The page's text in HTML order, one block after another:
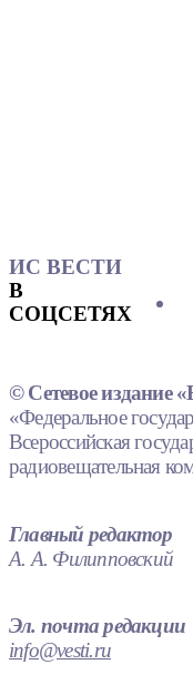
ИС ВЕСТИ
В
СОЦСЕТЯХ
© Сетевое издание
«Федеральное
Всероссийская
радиовещательная
Главный редактор
А. А. Филипповский
Эл. почта редакции
info@vesti.ru